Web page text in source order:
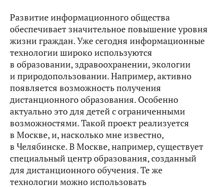
Развитие информационного общества
обеспечивает значительное повышение уровня
жизни граждан. Уже сегодня информационные
технологии широко используются
в образовании, здравоохранении, экологии
и природопользовании. Например, активно
появляется возможность получения
дистанционного образования. Особенно
актуально это для детей с ограниченными
возможностями. Такой проект реализуется
в Москве, и, насколько мне известно,
в Челябинске. В Москве, например, существует
специальный центр образования, созданный
для дистанционного обучения. Те же
технологии можно использовать